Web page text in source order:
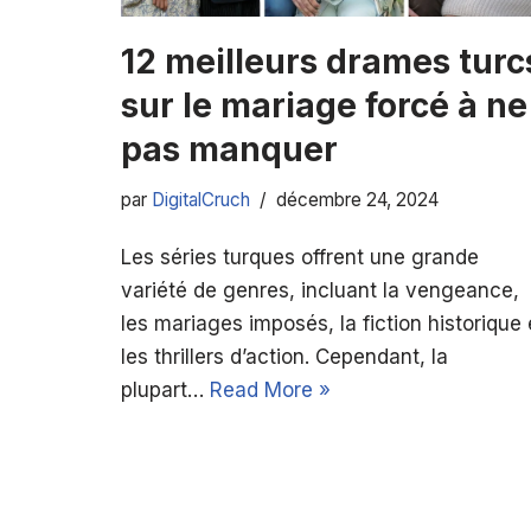
12 meilleurs drames
sur le mariage forcé à ne
pas manquer
par DigitalCruch décembre 24, 2024
Les séries turques offrent une grande
variété de genres, incluant la vengeance,
les mariages imposés, la fiction historique
les thrillers d’action. Cependant, la
plupart… Read More »